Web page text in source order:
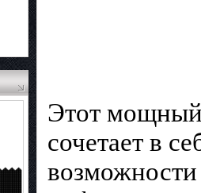
Этот мощный
сочетает в
возможности